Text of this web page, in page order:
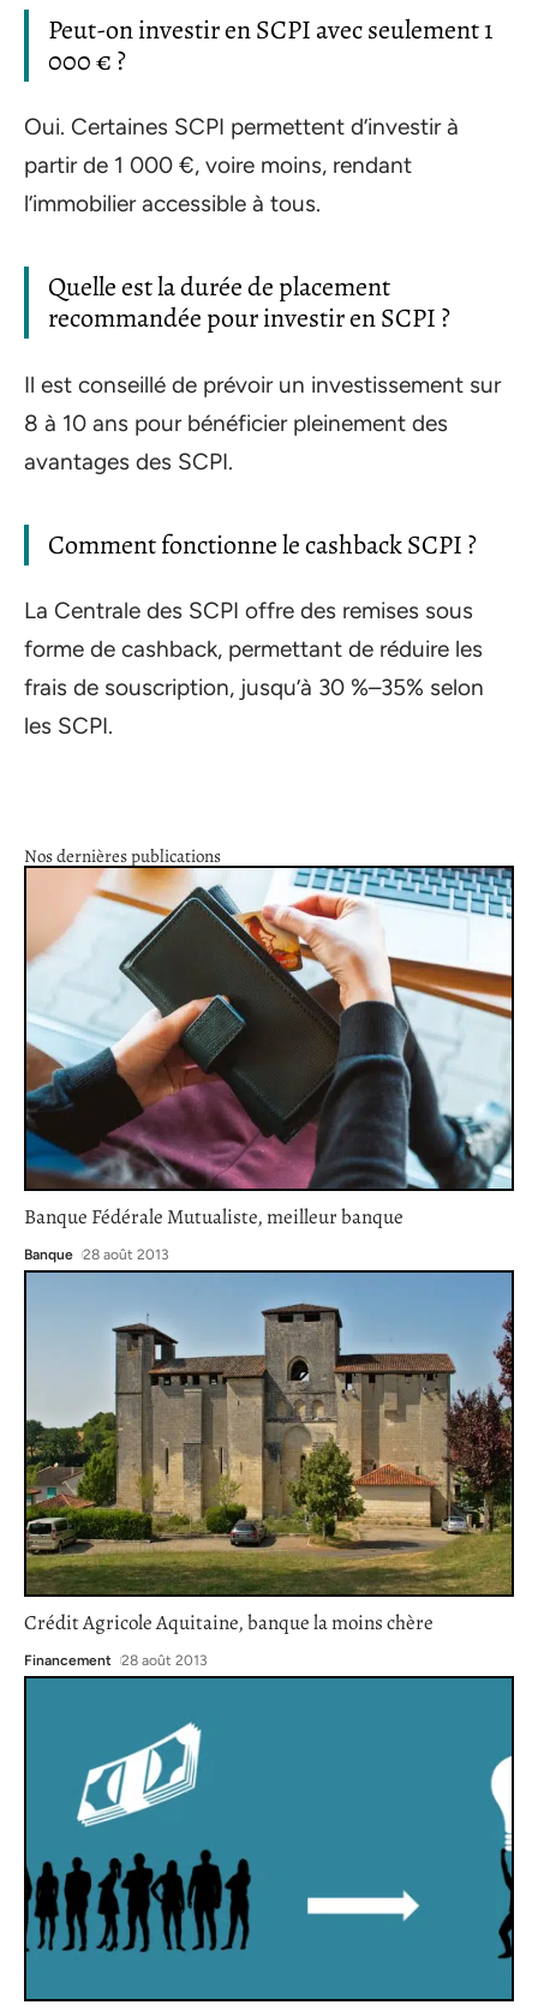
Peut-on investir en SCPI avec seulement 1
000 € ?
Oui. Certaines SCPI permettent d’investir à
partir de 1 000 €, voire moins, rendant
l’immobilier accessible à tous.
Quelle est la durée de placement
recommandée pour investir en SCPI ?
Il est conseillé de prévoir un investissement sur
8 à 10 ans pour bénéficier pleinement des
avantages des SCPI.
Comment fonctionne le cashback SCPI ?
La Centrale des SCPI offre des remises sous
forme de cashback, permettant de réduire les
frais de souscription, jusqu’à 30 %–35% selon
les SCPI.
Nos dernières publications
Banque Fédérale Mutualiste, meilleur banque
Banque 28 août 2013
Crédit Agricole Aquitaine, banque la moins chère
Financement 28 août 2013